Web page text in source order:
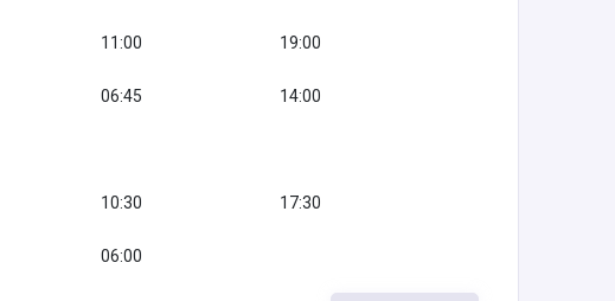
11:00 19:00
06:45 14:00
10:30 17:30
06:00